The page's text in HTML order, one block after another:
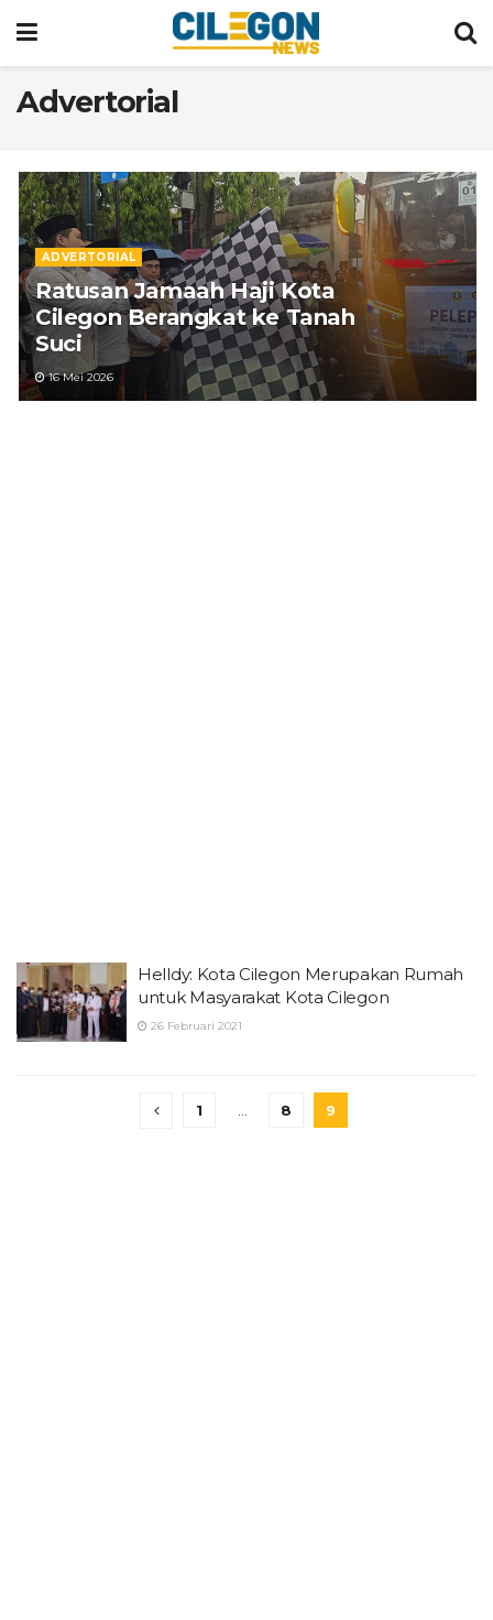
Advertorial
ADVERTORIAL
Ratusan Jamaah Haji Kota
Cilegon Berangkat ke Tanah
Suci
16 Mei 2026
Helldy: Kota Cilegon Merupakan Rumah
untuk Masyarakat Kota Cilegon
26 Februari 2021
1 8 9